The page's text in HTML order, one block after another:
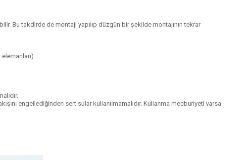
Bu takdirde de montajı yapılıp düzgün bir şekilde montajının tekrar
engellediğinden sert sular kullanılmamalıdır. Kullanma mecburiyeti varsa